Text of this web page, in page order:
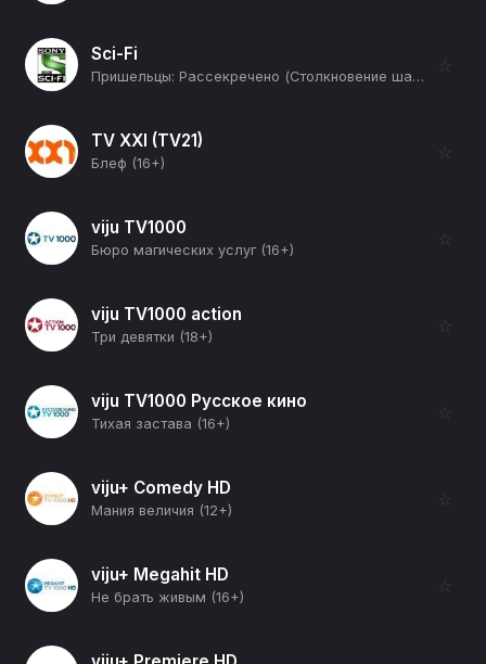
Sci-Fi
Пришельцы: Рассекречено (Столкновение шатлов) (12+)
☆
TV XXI (TV21)
Блеф (16+)
☆
viju TV1000
Бюро магических услуг (16+)
☆
viju TV1000 action
Три девятки (18+)
☆
viju TV1000 Русское кино
Тихая застава (16+)
☆
viju+ Comedy HD
Мания величия (12+)
☆
viju+ Megahit HD
Не брать живым (16+)
☆